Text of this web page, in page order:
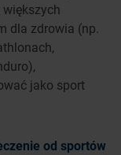
dla zdrowia (np.
jako sport
od sportów